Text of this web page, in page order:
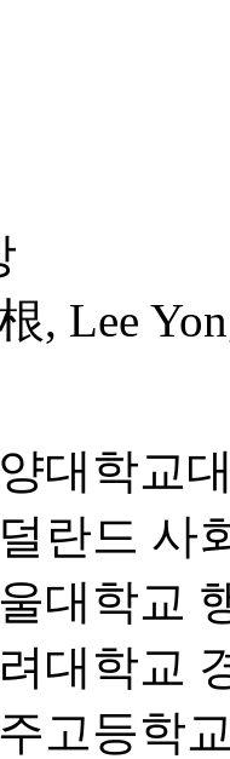
, Lee
대학교
란드 사
대학교
대학교
고등학